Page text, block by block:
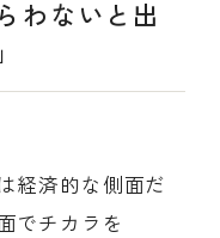
わないと出
経済的な側面だ
でチカラを